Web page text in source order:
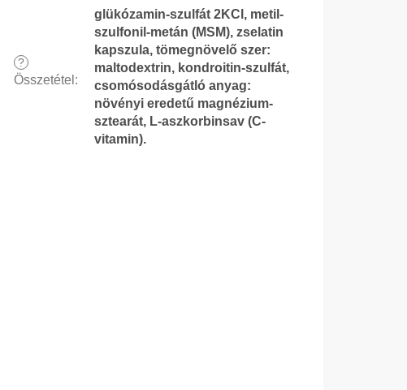
?
Összetétel :
glükózamin-szulfát 2KCl, metil-
szulfonil-metán (MSM), zselatin
kapszula, tömegnövelő szer:
maltodextrin, kondroitin-szulfát,
csomósodásgátló anyag:
növényi eredetű magnézium-
sztearát, L-aszkorbinsav (C-
vitamin).